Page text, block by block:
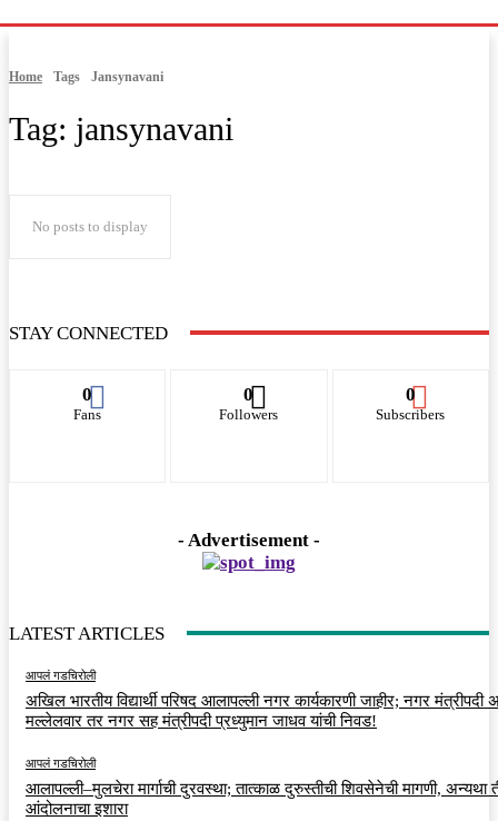
Home Tags Jansynavani
Tag: jansynavani
No posts to display
STAY CONNECTED
0
Fans
0
Followers
0
Subscribers
- Advertisement -
LATEST ARTICLES
आपलं गडचिरोली
अखिल भारतीय विद्यार्थी परिषद आलापल्ली नगर कार्यकारणी जाहीर; नगर मंत्रीपदी
मल्लेलवार तर नगर सह मंत्रीपदी प्रध्युमान जाधव यांची निवड!
आपलं गडचिरोली
आलापल्ली–मुलचेरा मार्गाची दुरवस्था; तात्काळ दुरुस्तीची शिवसेनेची मागणी, अन्यथा
आंदोलनाचा इशारा